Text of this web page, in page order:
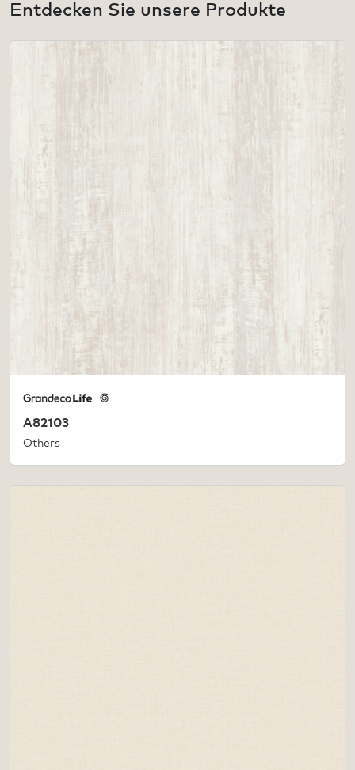
Entdecken Sie unsere Produkte
A82103
Others